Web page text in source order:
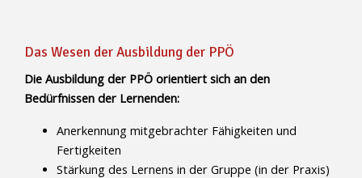
Das Wesen der Ausbildung der PPÖ
Die Ausbildung der PPÖ orientiert sich an den
Bedürfnissen der Lernenden:
Anerkennung mitgebrachter Fähigkeiten und
Fertigkeiten
Stärkung des Lernens in der Gruppe (in der Praxis)